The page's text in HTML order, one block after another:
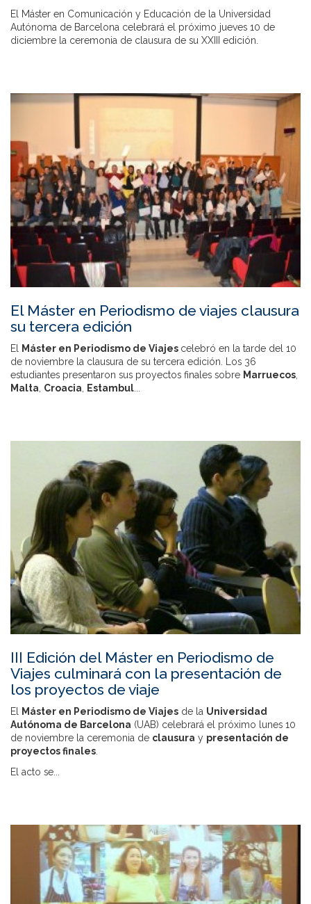
El Máster en Comunicación y Educación de la Universidad
Autónoma de Barcelona celebrará el próximo jueves 10 de
diciembre la ceremonia de clausura de su XXIII edición.
El Máster en Periodismo de viajes clausura
su tercera edición
El Máster en Periodismo de Viajes celebró en la tarde del 10
de noviembre la clausura de su tercera edición. Los 36
estudiantes presentaron sus proyectos finales sobre Marruecos
Malta Croacia Estambul
III Edición del Máster en Periodismo de
Viajes culminará con la presentación de
los proyectos de viaje
El Máster en Periodismo de Viajes de la Universidad
Autónoma de Barcelona (UAB) celebrará el próximo lunes 10
de noviembre la ceremonia de clausura y presentación de
proyectos finales
El acto se...